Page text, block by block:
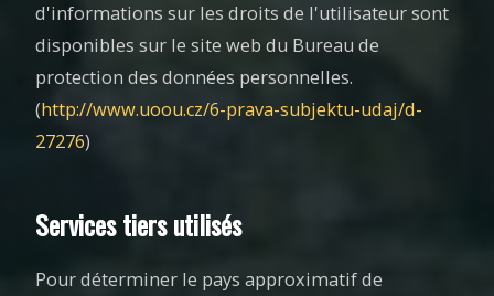
d'informations sur les droits de l'utilisateur sont
disponibles sur le site web du Bureau de
protection des données personnelles.
(http://www.uoou.cz/6-prava-subjektu-udaj/d-
27276)
Services tiers utilisés
Pour déterminer le pays approximatif de